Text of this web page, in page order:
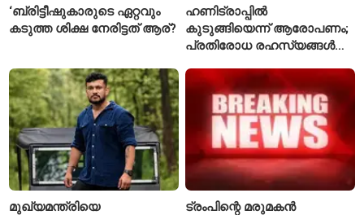
‘ബ്രിട്ടീഷുകാരുടെ ഏറ്റവും
കടുത്ത ശിക്ഷ നേരിട്ടത് ആര്?
ഹണിട്രാപ്പിൽ
കുടുങ്ങിയെന്ന് ആരോപണം;
പ്രതിരോധ രഹസ്യങ്ങൾ
വിങ് കമാൻഡർ അറസ്റ്റിൽ
മുഖ്യമന്ത്രിയെ
ട്രംപിന്റെ മരുമകൻ